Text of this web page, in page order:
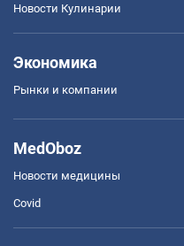
Новости Кулинарии
Экономика
Рынки и компании
MedOboz
Новости медицины
Covid